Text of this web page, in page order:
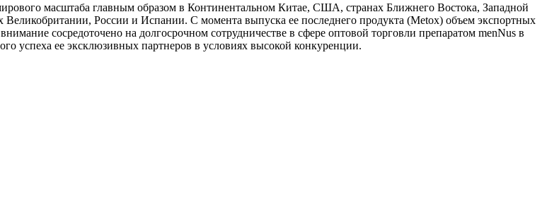
масштаба главным образом в Континентальном Китае, США, странах Ближнего Востока, Западной
России и Испании. С момента выпуска ее последнего продукта (Metox) объем экспортных
сосредоточено на долгосрочном сотрудничестве в сфере оптовой торговли препаратом menNus в
успеха ее эксклюзивных партнеров в условиях высокой конкуренции.